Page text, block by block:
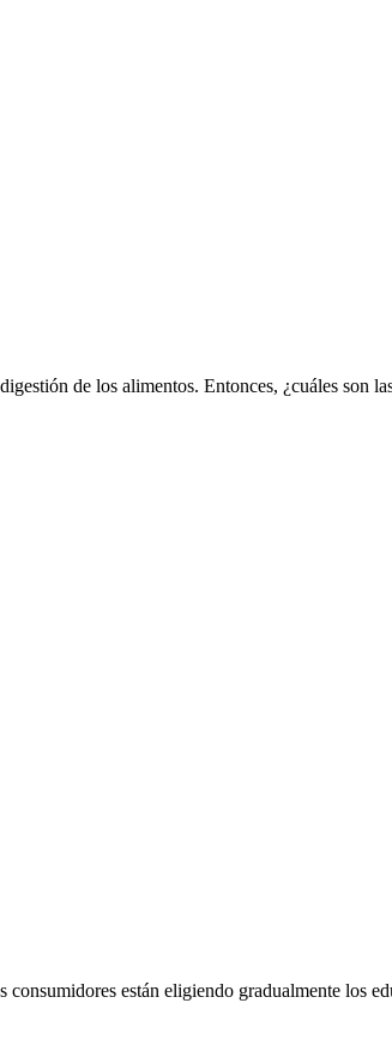
de los alimentos. Entonces, ¿cuáles son
están eligiendo gradualmente los